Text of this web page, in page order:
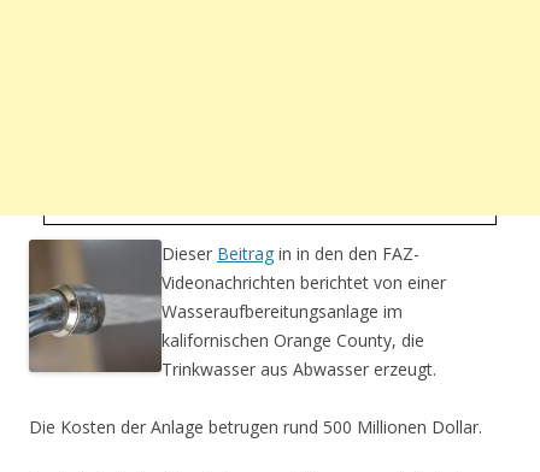
Dieser Beitrag in in den den FAZ-
Videonachrichten berichtet von einer
Wasseraufbereitungsanlage im
kalifornischen Orange County, die
Trinkwasser aus Abwasser erzeugt.
Die Kosten der Anlage betrugen rund 500 Millionen Dollar.